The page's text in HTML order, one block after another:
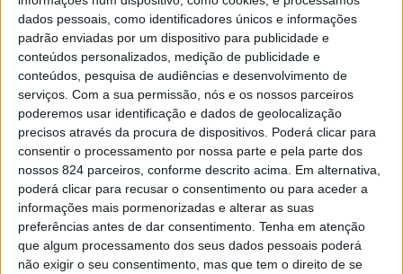
dados pessoais, como identificadores únicos e informações
padrão enviadas por um dispositivo para publicidade e
conteúdos personalizados, medição de publicidade e
conteúdos, pesquisa de audiências e desenvolvimento de
serviços. Com a sua permissão, nós e os nossos parceiros
poderemos usar identificação e dados de geolocalização
precisos através da procura de dispositivos. Poderá clicar para
consentir o processamento por nossa parte e pela parte dos
nossos 824 parceiros, conforme descrito acima. Em alternativa,
poderá clicar para recusar o consentimento ou para aceder a
informações mais pormenorizadas e alterar as suas
preferências antes de dar consentimento. Tenha em atenção
que algum processamento dos seus dados pessoais poderá
não exigir o seu consentimento, mas que tem o direito de se
Azemeis.net
1 de Agosto de 2023, 23:08